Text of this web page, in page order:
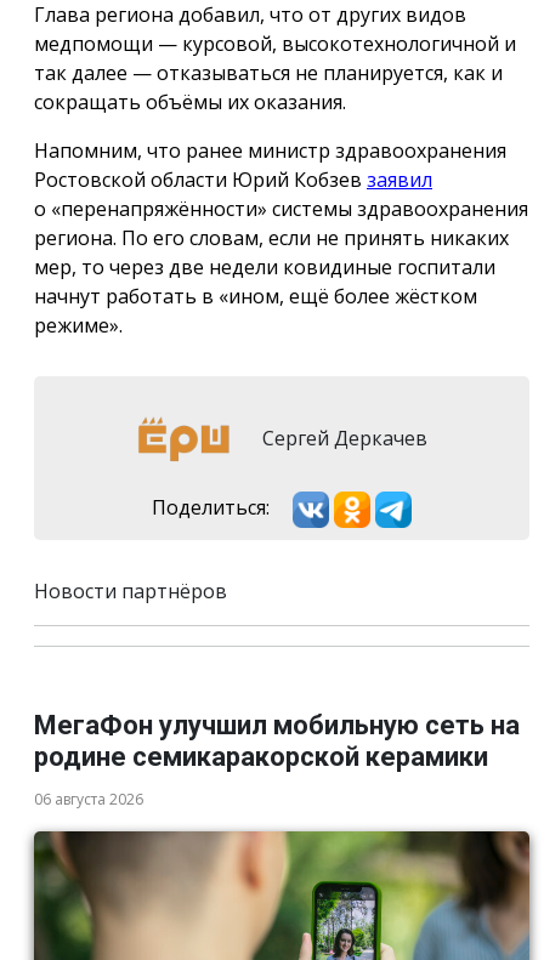
Глава региона добавил, что от других видов
медпомощи — курсовой, высокотехнологичной и
так далее — отказываться не планируется, как и
сокращать объёмы их оказания.
Напомним, что ранее министр здравоохранения
Ростовской области Юрий Кобзев заявил
о «перенапряжённости» системы здравоохранения
региона. По его словам, если не принять никаких
мер, то через две недели ковидиные госпитали
начнут работать в «ином, ещё более жёстком
режиме».
Сергей Деркачев
Поделиться:
Новости партнёров
МегаФон улучшил мобильную сеть на
родине семикаракорской керамики
06 августа 2026